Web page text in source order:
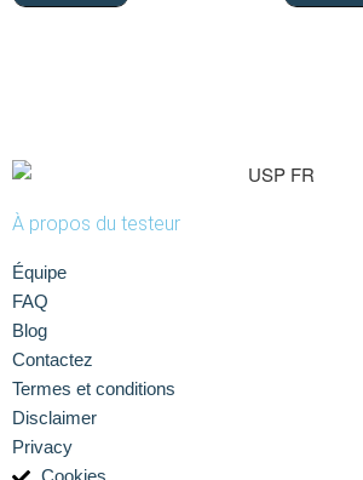
À propos du testeur
Équipe
FAQ
Blog
Contactez
Termes et conditions
Disclaimer
Privacy
Cookies